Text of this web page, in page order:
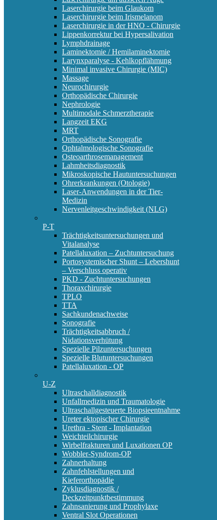
Laserchirurgie beim Glaukom
Laserchirurgie beim Irismelanom
Laserchirurgie in der HNO - Chirurgie
Lippenkorrektur bei Hypersalivation
Lymphdrainage
Laminektomie / Hemilaminektomie
Larynxparalyse - Kehlkopflähmung
Minimal invasive Chirurgie (MIC)
Massage
Neurochirurgie
Orthopädische Chirurgie
Nephrologie
Multimodale Schmerztherapie
Langzeit EKG
MRT
Orthopädische Sonografie
Ophtalmologische Sonografie
Osteoarthrosemanagement
Lahmheitsdiagnostik
Mikroskopische Hautuntersuchungen
Ohrerkrankungen (Otologie)
Laser-Anwendungen in der Tier-
Medizin
Nervenleitgeschwindigkeit (NLG)
P-T
Trächtigkeitsuntersuchungen und
Vitalanalyse
Patellaluxation – Zuchtuntersuchung
Portosystemischer Shunt – Lebershunt
– Verschluss operativ
PKD - Zuchtuntersuchungen
Thoraxchirurgie
TPLO
TTA
Sachkundenachweise
Sonografie
Trächtigkeitsabbruch /
Nidationsverhütung
Spezielle Pilzuntersuchungen
Spezielle Blutuntersuchungen
Patellaluxation - OP
U-Z
Ultraschalldiagnostik
Unfallmedizin und Traumatologie
Ultraschallgesteuerte Biopsieentnahme
Ureter ektopischer Chirurgie
Urethra - Stent - Implantation
Weichteilchirurgie
Wirbelfrakturen und Luxationen OP
Wobbler-Syndrom-OP
Zahnerhaltung
Zahnfehlstellungen und
Kieferorthopädie
Zyklusdiagnostik /
Deckzeitpunktbestimmung
Zahnsanierung und Prophylaxe
Ventral Slot Operationen